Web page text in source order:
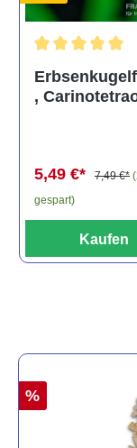
,
5,49 €* 7,49 €*
gespart)
Kaufen
%